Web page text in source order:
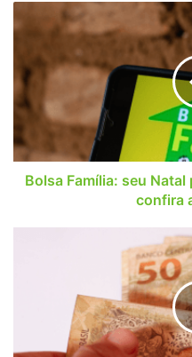
Família:
Natal
pode
ser
MUITO
MELHOR
-
confira
Bolsa Família: seu Natal
confira